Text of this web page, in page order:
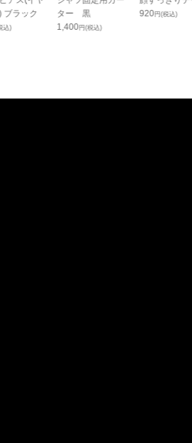
ブラック
込)
ター 黒
1,400 円(税込)
920 円(税込)